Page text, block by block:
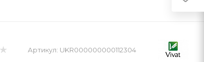
Артикул: UKR000000000112304